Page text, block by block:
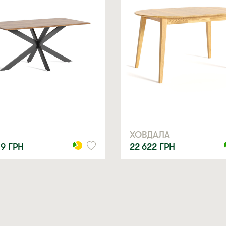
дуба, стіл має гармонійний вигляд в інтер’єрі скандинавського,
дому і мету покупки. Якщо хочете, щоб «Смарт» гармонійно
журнальні за різною ціною — запрошуємо у категорію «Столи»
функціональності та виразного дизайну. Професійна
ГРН
ХОВДАЛА
22 622 ГРН